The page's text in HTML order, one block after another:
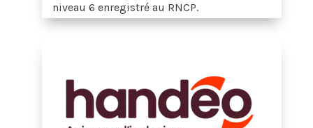
niveau 6 enregistré au RNCP.